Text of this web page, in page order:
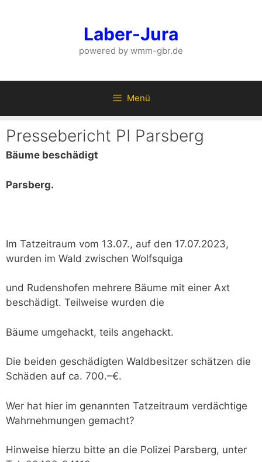
Laber-Jura
powered by wmm-gbr.de
Menü
Pressebericht PI Parsberg
Bäume beschädigt
Parsberg.
Im Tatzeitraum vom 13.07., auf den 17.07.2023,
wurden im Wald zwischen Wolfsquiga
und Rudenshofen mehrere Bäume mit einer Axt
beschädigt. Teilweise wurden die
Bäume umgehackt, teils angehackt.
Die beiden geschädigten Waldbesitzer schätzen die
Schäden auf ca. 700.–€.
Wer hat hier im genannten Tatzeitraum verdächtige
Wahrnehmungen gemacht?
Hinweise hierzu bitte an die Polizei Parsberg, unter